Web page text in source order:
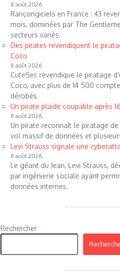
8 août 2026
Rançongiciels en France : 43
mois, dominées par The
secteurs variés.
Des pirates revendiquent le
Coco
8 août 2026
CuteSec revendique le piratage
Coco, avec plus de 14 500
dérobés.
Un pirate plaide coupable après
8 août 2026
Un pirate reconnaît le piratage
vol massif de données et
Levi Strauss signale une
8 août 2026
Le géant du Jean, Levi Strauss,
par ingénierie sociale ayant
données internes.
Rechercher